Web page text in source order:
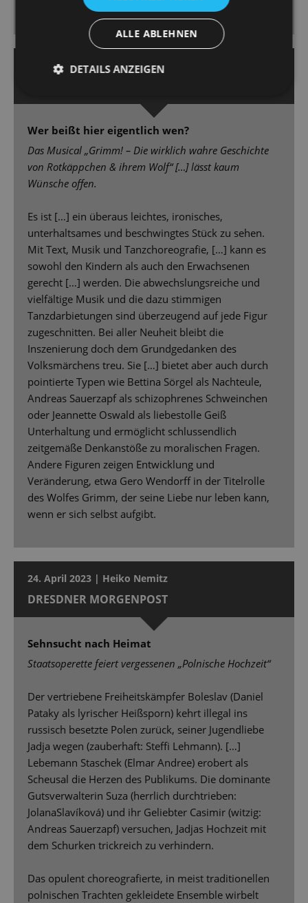
seine Revuepuppen elegant und witzig tanzen. [...]
7. Juni 2023 | Friederike Partzsch
Wer beißt hier eigentlich wen?
Das Musical „Grimm! – Die wirklich wahre Geschichte
von Rotkäppchen & ihrem Wolf“ […] lässt kaum
Wünsche offen.
Es ist […] ein überaus leichtes, ironisches,
unterhaltsames und beschwingtes Stück zu sehen.
Mit Text, Musik und Tanzchoreografie, […] kann es
sowohl den Kindern als auch den Erwachsenen
gerecht […] werden. Die abwechslungsreiche und
vielfältige Musik und die dazu stimmigen
Tanzdarbietungen sind überzeugend auf jede Figur
zugeschnitten. Bei aller Neuheit bleibt die
Inszenierung doch dem Grundgedanken des
Volksmärchens treu. Sie […] bietet aber auch durch
pointierte Typen wie Bettina Sörgel als Nachteule,
Andreas Sauerzapf als schizophrenes Schweinchen
oder Jeannette Oswald als liebestolle Geiß
Unterhaltung und ermöglicht schlussendlich
zeitgemäße Denkanstöße zu moralischen Fragen.
Andere Figuren zeigen Entwicklung und
Veränderung, etwa Gero Wendorff in der Titelrolle
des Wolfes Grimm, der seine Liebe nur leben kann,
wenn er sich selbst aufgibt.
24. April 2023 | Heiko Nemitz
DRESDNER MORGENPOST
Sehnsucht nach Heimat
Staatsoperette feiert vergessenen „Polnische Hochzeit“
Der vertriebene Freiheitskämpfer Boleslav (Daniel
Pataky als lyrischer Heißsporn) kehrt illegal ins
russisch besetzte Polen zurück, seiner Jugendliebe
Jadja wegen (zauberhaft: Stefﬁ Lehmann). […]
Lebemann Staschek (Elmar Andree) erobert als
Scheusal die Herzen des Publikums. Die dominante
Gutsverwalterin Suza (herrlich durchtrieben:
JolanaSlavíková) und ihr Geliebter Casimir (witzig:
Andreas Sauerzapf) versuchen, Jadjas Hochzeit mit
dem Schurken trickreich zu verhindern.
Das opulent choreograﬁerte, in meist traditionellen
polnischen Trachten gekleidete Ensemble wirbelt
ALLE ABLEHNEN
DETAILS ANZEIGEN